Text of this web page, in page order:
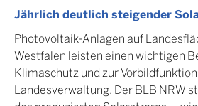
Jährlich deutlich steigender
Photovoltaik-Anlagen auf
Westfalen leisten einen wichtigen
Klimaschutz und zur
Landesverwaltung. Der BLB NRW